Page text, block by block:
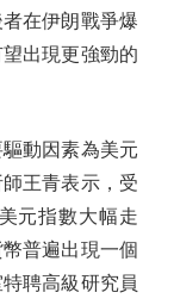
在伊朗戰爭爆
出現更強勁的
動因素為美元
王青表示，受
元指數大幅走
普遍出現一個
聘高級研究員